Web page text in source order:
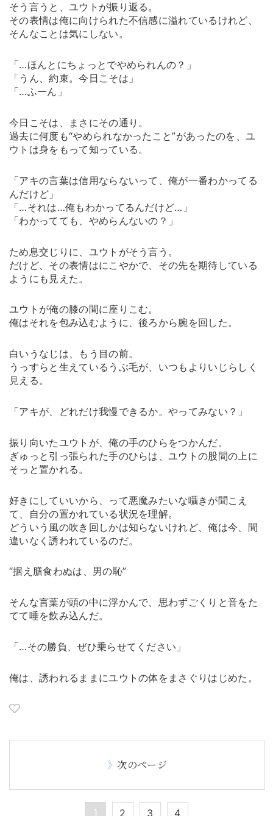
そう言うと、ユウトが振り返る。
その表情は俺に向けられた不信感に溢れているけれど、
そんなことは気にしない。
「…ほんとにちょっとでやめられんの？」
「うん、約束。今日こそは」
「…ふーん」
今日こそは、まさにその通り。
過去に何度も“やめられなかったこと”があったのを、ユ
ウトは身をもって知っている。
「アキの言葉は信用ならないって、俺が一番わかってる
んだけど」
「…それは…俺もわかってるんだけど…」
「わかってても、やめらんないの？」
ため息交じりに、ユウトがそう言う。
だけど、その表情はにこやかで、その先を期待している
ようにも見えた。
ユウトが俺の膝の間に座りこむ。
俺はそれを包み込むように、後ろから腕を回した。
白いうなじは、もう目の前。
うっすらと生えているうぶ毛が、いつもよりいじらしく
見える。
「アキが、どれだけ我慢できるか。やってみない？」
振り向いたユウトが、俺の手のひらをつかんだ。
ぎゅっと引っ張られた手のひらは、ユウトの股間の上に
そっと置かれる。
好きにしていいから、って悪魔みたいな囁きが聞こえ
て、自分の置かれている状況を理解。
どういう風の吹き回しかは知らないけれど、俺は今、間
違いなく誘われているのだ。
“据え膳食わぬは、男の恥”
そんな言葉が頭の中に浮かんで、思わずごくりと音をた
てて唾を飲み込んだ。
「…その勝負、ぜひ乗らせてください」
俺は、誘われるままにユウトの体をまさぐりはじめた。
次のページ
1 2 3 4